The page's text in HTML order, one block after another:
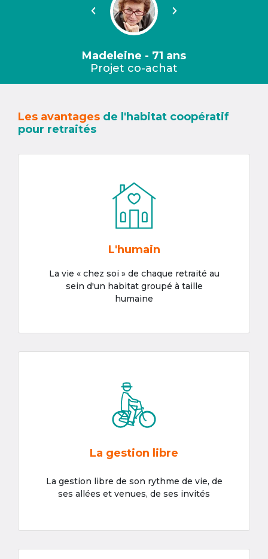
Précédent Suivant
Madeleine - 71 ans
Projet co-achat
Les avantages de l'habitat coopératif
pour retraités
L'humain
La vie « chez soi » de chaque retraité au
sein d'un habitat groupé à taille
humaine
La gestion libre
La gestion libre de son rythme de vie, de
ses allées et venues, de ses invités